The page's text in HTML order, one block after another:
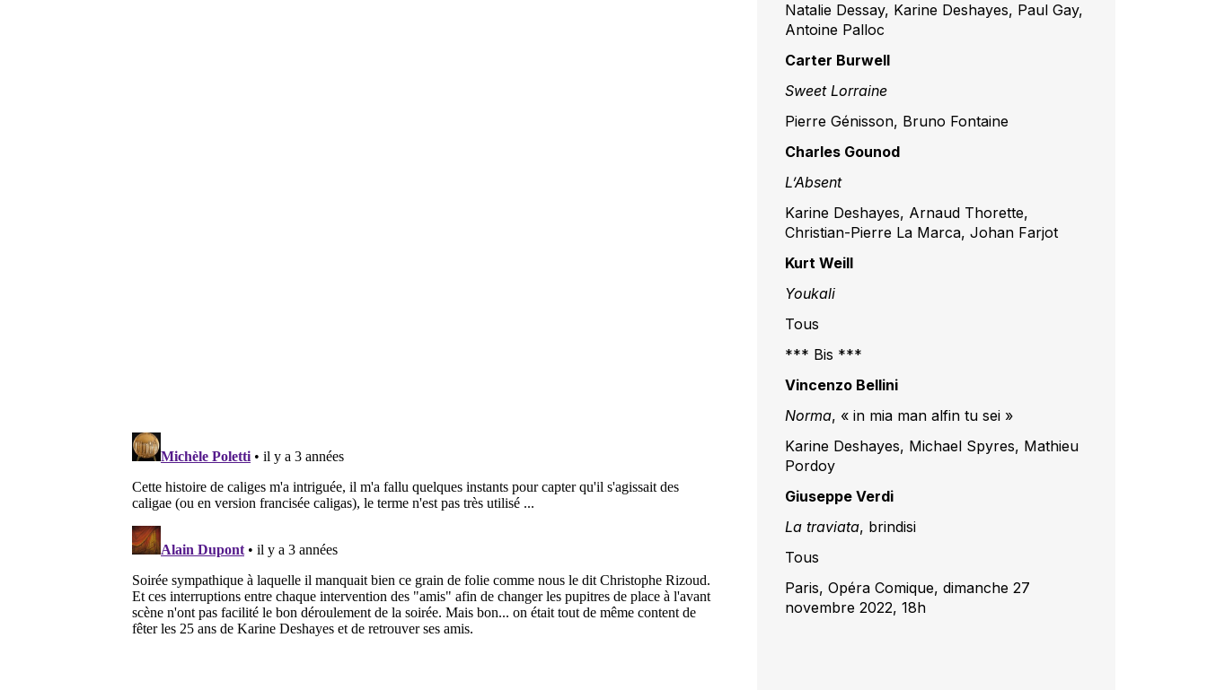
Natalie Dessay, Karine Deshayes, Paul Gay,
Antoine Palloc
Carter Burwell
Sweet Lorraine
Pierre Génisson, Bruno Fontaine
Charles Gounod
L’Absent
Karine Deshayes, Arnaud Thorette,
Christian-Pierre La Marca, Johan Farjot
Kurt Weill
Youkali
Tous
*** Bis ***
Vincenzo Bellini
Norma, « in mia man alfin tu sei »
Karine Deshayes, Michael Spyres, Mathieu
Pordoy
Giuseppe Verdi
La traviata, brindisi
Tous
Paris, Opéra Comique, dimanche 27
novembre 2022, 18h